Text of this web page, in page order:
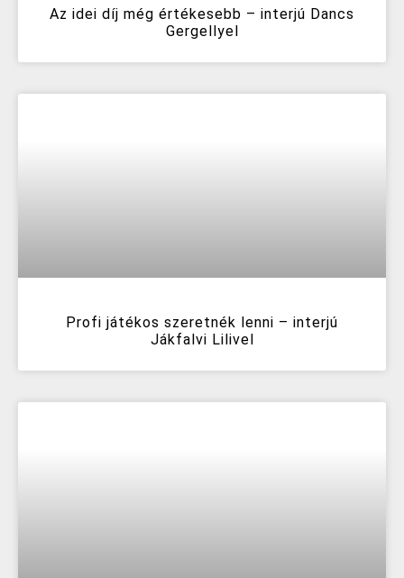
Az idei díj még értékesebb – interjú Dancs
Gergellyel
Profi játékos szeretnék lenni – interjú
Jákfalvi Lilivel